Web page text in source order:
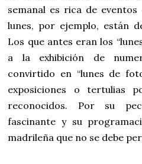
semanal es rica de
lunes, por ejemplo, están
Los que antes eran los
a la exhibición de
convirtido en “lunes de
exposiciones o tertulias
reconocidos. Por su
fascinante y su
madrileña que no se debe